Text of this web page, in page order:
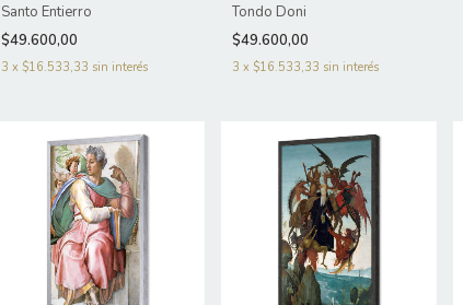
Santo Entierro
$49.600,00
3 x $16.533,33 sin interés
Tondo Doni
$49.600,00
3 x$16.533,33 sin interés